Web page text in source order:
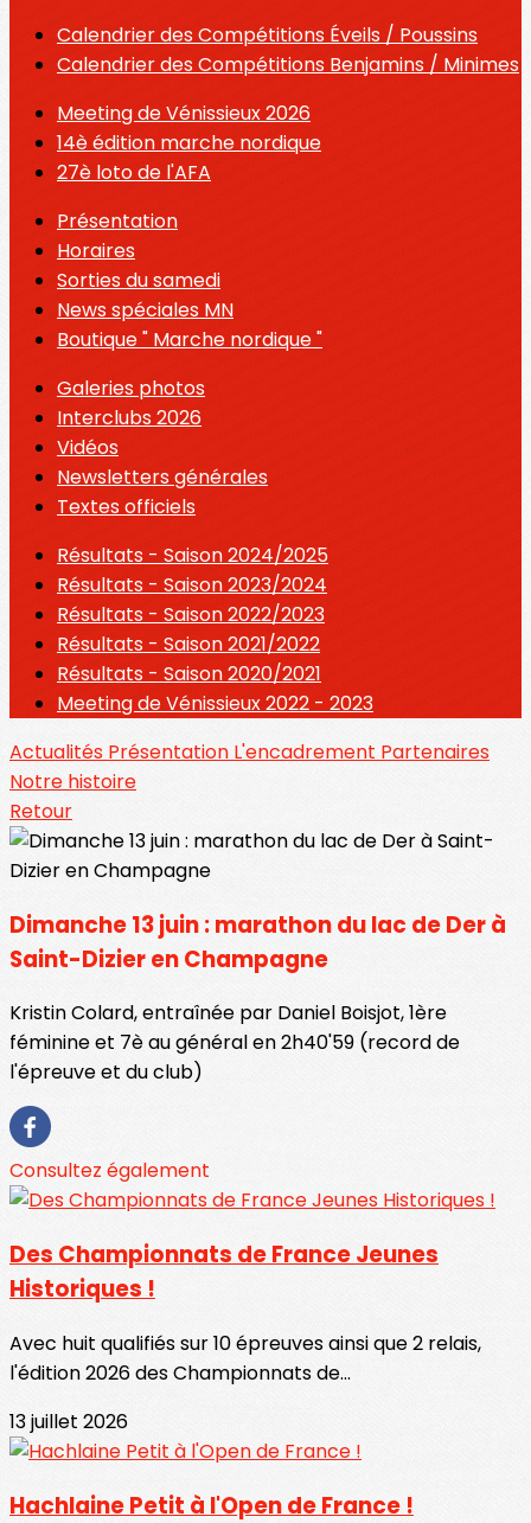
Calendrier des Compétitions Éveils / Poussins
Calendrier des Compétitions Benjamins / Minimes
Meeting de Vénissieux 2026
14è édition marche nordique
27è loto de l'AFA
Présentation
Horaires
Sorties du samedi
News spéciales MN
Boutique " Marche nordique "
Galeries photos
Interclubs 2026
Vidéos
Newsletters générales
Textes officiels
Résultats - Saison 2024/2025
Résultats - Saison 2023/2024
Résultats - Saison 2022/2023
Résultats - Saison 2021/2022
Résultats - Saison 2020/2021
Meeting de Vénissieux 2022 - 2023
Actualités Présentation L'encadrement Partenaires
Notre histoire
Retour
Dimanche 13 juin : marathon du lac de Der à
Saint-Dizier en Champagne
Kristin Colard, entraînée par Daniel Boisjot, 1ère
féminine et 7è au général en 2h40'59 (record de
l'épreuve et du club)
Consultez également
Des Championnats de France Jeunes
Historiques !
Avec huit qualifiés sur 10 épreuves ainsi que 2 relais,
l'édition 2026 des Championnats de...
13 juillet 2026
Hachlaine Petit à l'Open de France !